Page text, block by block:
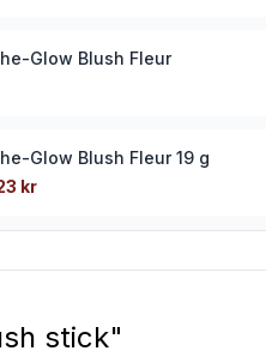
Glow Blush Fleur
Glow Blush Fleur 19 g
kr
stick"